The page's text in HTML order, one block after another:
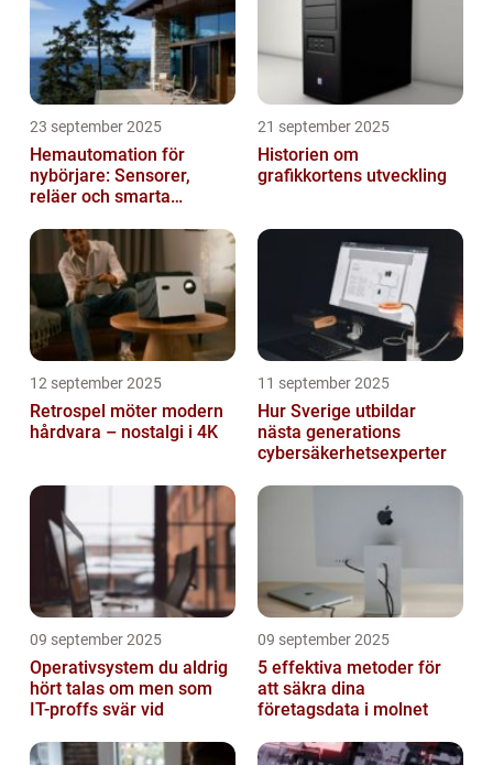
23 september 2025
Hemautomation för
nybörjare: Sensorer,
reläer och smarta
21 september 2025
Historien om
grafikkortens utveckling
12 september 2025
Retrospel möter modern
hårdvara – nostalgi i 4K
11 september 2025
Hur Sverige utbildar
nästa generations
cybersäkerhetsexperter
09 september 2025
Operativsystem du aldrig
hört talas om men som
IT-proffs svär vid
09 september 2025
5 effektiva metoder för
att säkra dina
företagsdata i molnet